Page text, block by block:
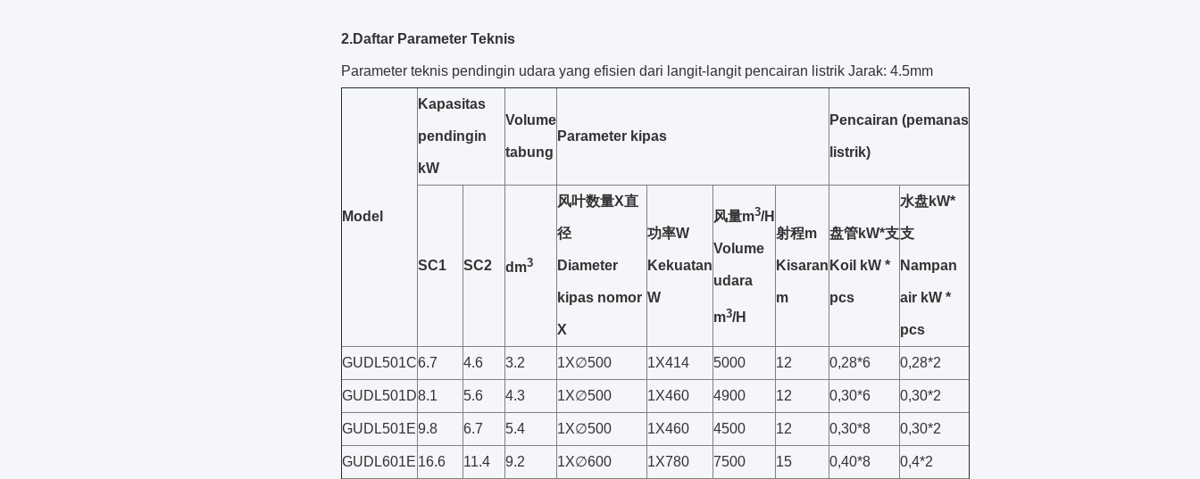
2.Daftar Parameter Teknis
Parameter teknis pendingin udara yang efisien dari langit-langit pencairan listrik Jarak: 4.5mm
Model
Kapasitas
pendingin
kW
Volume
tabung
Parameter kipas
Pencairan (pemanas
listrik)
SC1 SC2 dm3
风叶数量X直
径
Diameter
kipas nomor
X
功率W
Kekuatan
W
风量m3/H
Volume
udara
m3/H
射程m
Kisaran
m
盘管kW*支
Koil kW *
pcs
水盘kW*
支
Nampan
air kW *
pcs
GUDL501C6.7 4.6 3.2 1X∅500 1X414 5000 12 0,28*6 0,28*2
GUDL501D8.1 5.6 4.3 1X∅500 1X460 4900 12 0,30*6 0,30*2
GUDL501E9.8 6.7 5.4 1X∅500 1X460 4500 12 0,30*8 0,30*2
GUDL601E 16.6 11.4 9.2 1X∅600 1X780 7500 15 0,40*8 0,4*2